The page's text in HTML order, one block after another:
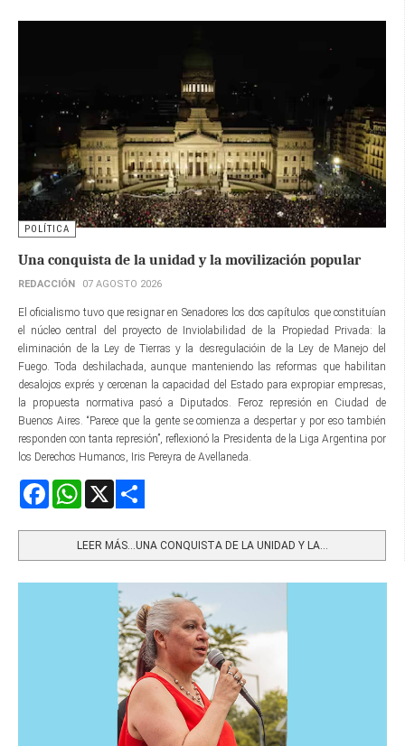
POLÍTICA
Una conquista de la unidad y la movilización popular
REDACCIÓN 07 AGOSTO 2026
El oficialismo tuvo que resignar en Senadores los dos capítulos que constituían
el núcleo central del proyecto de Inviolabilidad de la Propiedad Privada: la
eliminación de la Ley de Tierras y la desregulacióin de la Ley de Manejo del
Fuego. Toda deshilachada, aunque manteniendo las reformas que habilitan
desalojos exprés y cercenan la capacidad del Estado para expropiar empresas,
la propuesta normativa pasó a Diputados. Feroz represión en Ciudad de
Buenos Aires. “Parece que la gente se comienza a despertar y por eso también
responden con tanta represión”, reflexionó la Presidenta de la Liga Argentina por
los Derechos Humanos, Iris Pereyra de Avellaneda.
FacebookWhatsApp
LEER MÁS…UNA CONQUISTA DE LA UNIDAD Y LA...